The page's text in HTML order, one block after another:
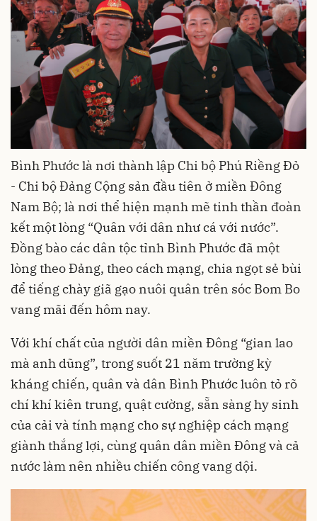
Bình Phước là nơi thành lập Chi bộ Phú Riềng Đỏ
- Chi bộ Đảng Cộng sản đầu tiên ở miền Đông
Nam Bộ; là nơi thể hiện mạnh mẽ tinh thần đoàn
kết một lòng “Quân với dân như cá với nước”.
Đồng bào các dân tộc tỉnh Bình Phước đã một
lòng theo Đảng, theo cách mạng, chia ngọt sẻ bùi
để tiếng chày giã gạo nuôi quân trên sóc Bom Bo
vang mãi đến hôm nay.
Với khí chất của người dân miền Đông “gian lao
mà anh dũng”, trong suốt 21 năm trường kỳ
kháng chiến, quân và dân Bình Phước luôn tỏ rõ
chí khí kiên trung, quật cường, sẵn sàng hy sinh
của cải và tính mạng cho sự nghiệp cách mạng
giành thắng lợi, cùng quân dân miền Đông và cả
nước làm nên nhiều chiến công vang dội.